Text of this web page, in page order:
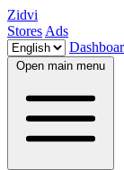
Zidvi
Stores Ads
Open main menu